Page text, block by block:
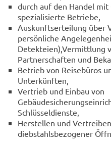
durch auf den Handel mit
spezialisierte Betriebe,
Auskunftserteilung über
persönliche
Detekteien),Vermittlung
Partnerschaften und
Betrieb von Reisebüros
Unterkünften,
Vertrieb und Einbau von
Schlüsseldienste,
Herstellen und
diebstahlsbezogener